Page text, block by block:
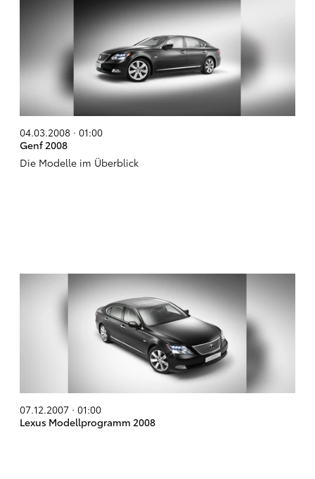
04.03.2008 · 01:00
Genf 2008
Die Modelle im Überblick
07.12.2007 · 01:00
Lexus Modellprogramm 2008